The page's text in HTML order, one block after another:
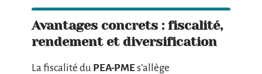
Avantages concrets : fiscalité,
rendement et diversification
La fiscalité du PEA-PMEs’allège